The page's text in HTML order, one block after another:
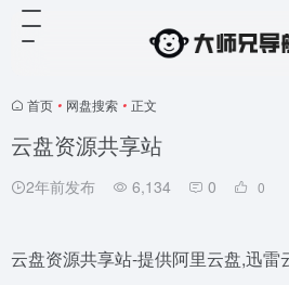
首页 • 网盘搜索 • 正文
云盘资源共享站
2年前发布 6,134 0 0
云盘资源共享站-提供阿里云盘,迅雷